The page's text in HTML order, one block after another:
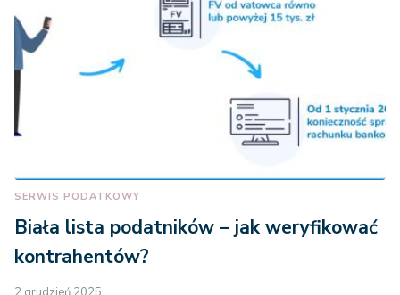
SERWIS PODATKOWY
Biała lista podatników – jak weryfikować
kontrahentów?